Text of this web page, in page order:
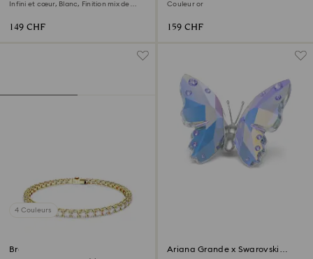
Infini et cœur, Blanc, Finition mix de
149 CHF
Couleur or
159 CHF
4 Couleurs
Bracelet Tennis Matrix
‎Ariana Grande x Swarovski